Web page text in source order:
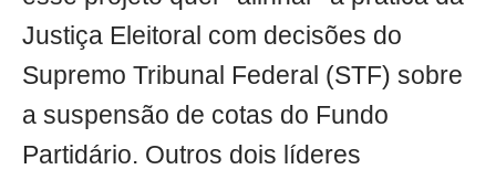
Justiça Eleitoral com decisões do
Supremo Tribunal Federal (STF) sobre
a suspensão de cotas do Fundo
Partidário. Outros dois líderes